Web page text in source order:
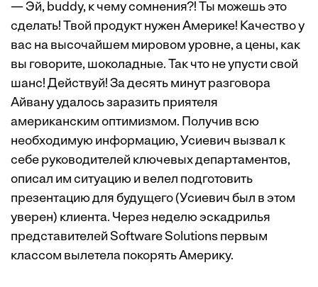
— Эй, buddy, к чему сомнения?! Ты можешь это
сделать! Твой продукт нужен Америке! Качество у
вас на высочайшем мировом уровне, а цены, как
вы говорите, шоколадные. Так что не упусти свой
шанс! Действуй! За десять минут разговора
Айвану удалось заразить приятеля
американским оптимизмом. Получив всю
необходимую информацию, Усиевич вызвал к
себе руководителей ключевых департаментов,
описал им ситуацию и велел подготовить
презентацию для будущего (Усиевич был в этом
уверен) клиента. Через неделю эскадрилья
представителей Software Solutions первым
классом вылетела покорять Америку.